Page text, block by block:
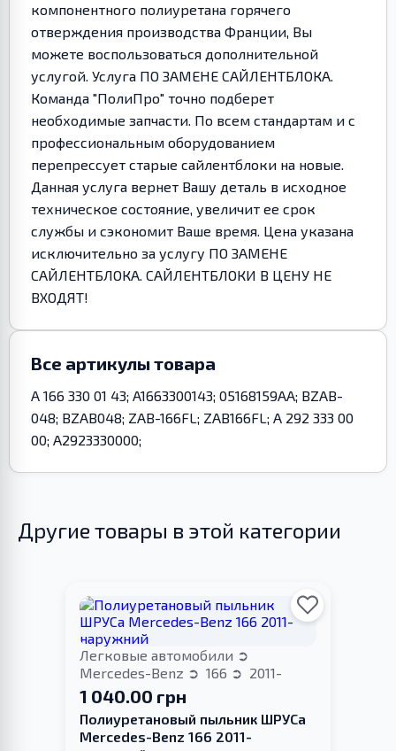
компонентного полиуретана горячего
отверждения производства Франции, Вы
можете воспользоваться дополнительной
услугой. Услуга ПО ЗАМЕНЕ САЙЛЕНТБЛОКА.
Команда "ПолиПро" точно подберет
необходимые запчасти. По всем стандартам и с
профессиональным оборудованием
перепрессует старые сайлентблоки на новые.
Данная услуга вернет Вашу деталь в исходное
техническое состояние, увеличит ее срок
службы и сэкономит Ваше время. Цена указана
исключительно за услугу ПО ЗАМЕНЕ
САЙЛЕНТБЛОКА. САЙЛЕНТБЛОКИ В ЦЕНУ НЕ
ВХОДЯТ!
Все артикулы товара
A 166 330 01 43; A1663300143; 05168159AA; BZAB-
048; BZAB048; ZAB-166FL; ZAB166FL; A 292 333 00
00; A2923330000;
Другие товары в этой категории
Легковые автомобили
Mercedes-Benz
166 2011-
1 040.00 грн
Полиуретановый пыльник ШРУСа
Mercedes-Benz 166 2011-